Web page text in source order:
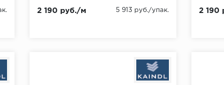
2 190 руб./м 5 913 руб./упак. 2 190